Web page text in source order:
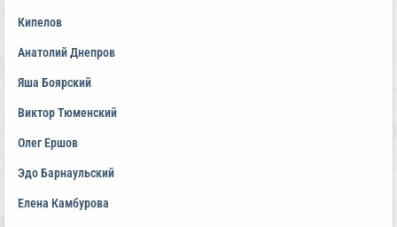
Кипелов
Анатолий Днепров
Яша Боярский
Виктор Тюменский
Олег Ершов
Эдо Барнаульский
Елена Камбурова